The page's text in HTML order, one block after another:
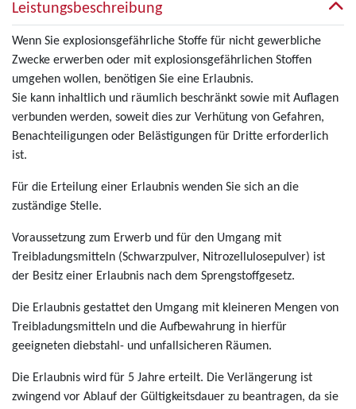
Leistungsbeschreibung
Wenn Sie explosionsgefährliche Stoffe für nicht gewerbliche
Zwecke erwerben oder mit explosionsgefährlichen Stoffen
umgehen wollen, benötigen Sie eine Erlaubnis.
Sie kann inhaltlich und räumlich beschränkt sowie mit Auflagen
verbunden werden, soweit dies zur Verhütung von Gefahren,
Benachteiligungen oder Belästigungen für Dritte erforderlich
ist.
Für die Erteilung einer Erlaubnis wenden Sie sich an die
zuständige Stelle.
Voraussetzung zum Erwerb und für den Umgang mit
Treibladungsmitteln (Schwarzpulver, Nitrozellulosepulver) ist
der Besitz einer Erlaubnis nach dem Sprengstoffgesetz.
Die Erlaubnis gestattet den Umgang mit kleineren Mengen von
Treibladungsmitteln und die Aufbewahrung in hierfür
geeigneten diebstahl- und unfallsicheren Räumen.
Die Erlaubnis wird für 5 Jahre erteilt. Die Verlängerung ist
zwingend vor Ablauf der Gültigkeitsdauer zu beantragen, da sie